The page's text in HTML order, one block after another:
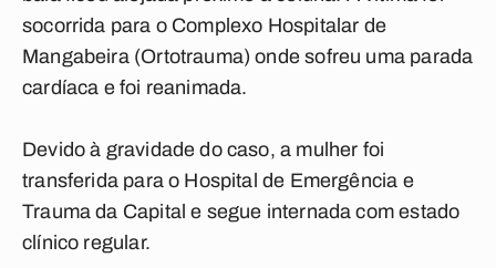
socorrida para o Complexo Hospitalar de
Mangabeira (Ortotrauma) onde sofreu uma parada
cardíaca e foi reanimada.
Devido à gravidade do caso, a mulher foi
transferida para o Hospital de Emergência e
Trauma da Capital e segue internada com estado
clínico regular.